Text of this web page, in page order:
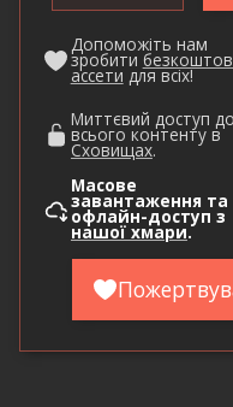
Допоможіть нам
зробити
ассети для всіх!
Миттєвий доступ до
всього контенту в
Сховищах.
Масове
завантаження та
офлайн-доступ з
нашої хмари.